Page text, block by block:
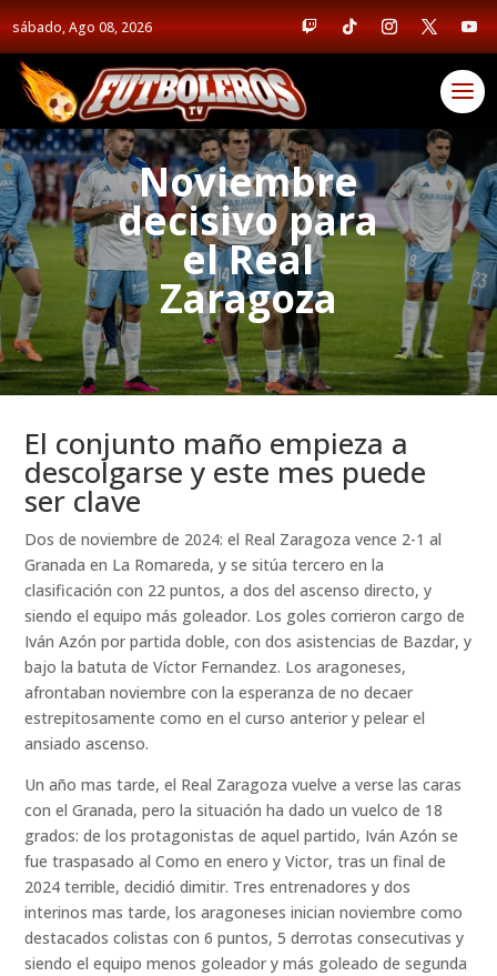
sábado, Ago 08, 2026
Noviembre
decisivo para
el Real
Zaragoza
El conjunto maño empieza a
descolgarse y este mes puede
ser clave
Dos de noviembre de 2024: el Real Zaragoza vence 2-1 al
Granada en La Romareda, y se sitúa tercero en la
clasificación con 22 puntos, a dos del ascenso directo, y
siendo el equipo más goleador. Los goles corrieron cargo de
Iván Azón por partida doble, con dos asistencias de Bazdar, y
bajo la batuta de Víctor Fernandez. Los aragoneses,
afrontaban noviembre con la esperanza de no decaer
estrepitosamente como en el curso anterior y pelear el
ansiado ascenso.
Un año mas tarde, el Real Zaragoza vuelve a verse las caras
con el Granada, pero la situación ha dado un vuelco de 18
grados: de los protagonistas de aquel partido, Iván Azón se
fue traspasado al Como en enero y Victor, tras un final de
2024 terrible, decidió dimitir. Tres entrenadores y dos
interinos mas tarde, los aragoneses inician noviembre como
destacados colistas con 6 puntos, 5 derrotas consecutivas y
siendo el equipo menos goleador y más goleado de segunda